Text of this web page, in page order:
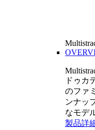
ドゥカ
のファ
ンナッ
なモデ
製品詳